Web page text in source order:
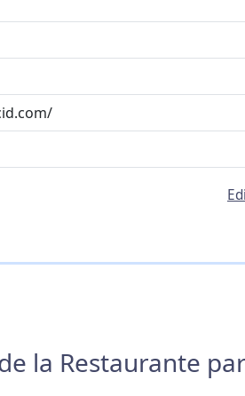
la Restaurante